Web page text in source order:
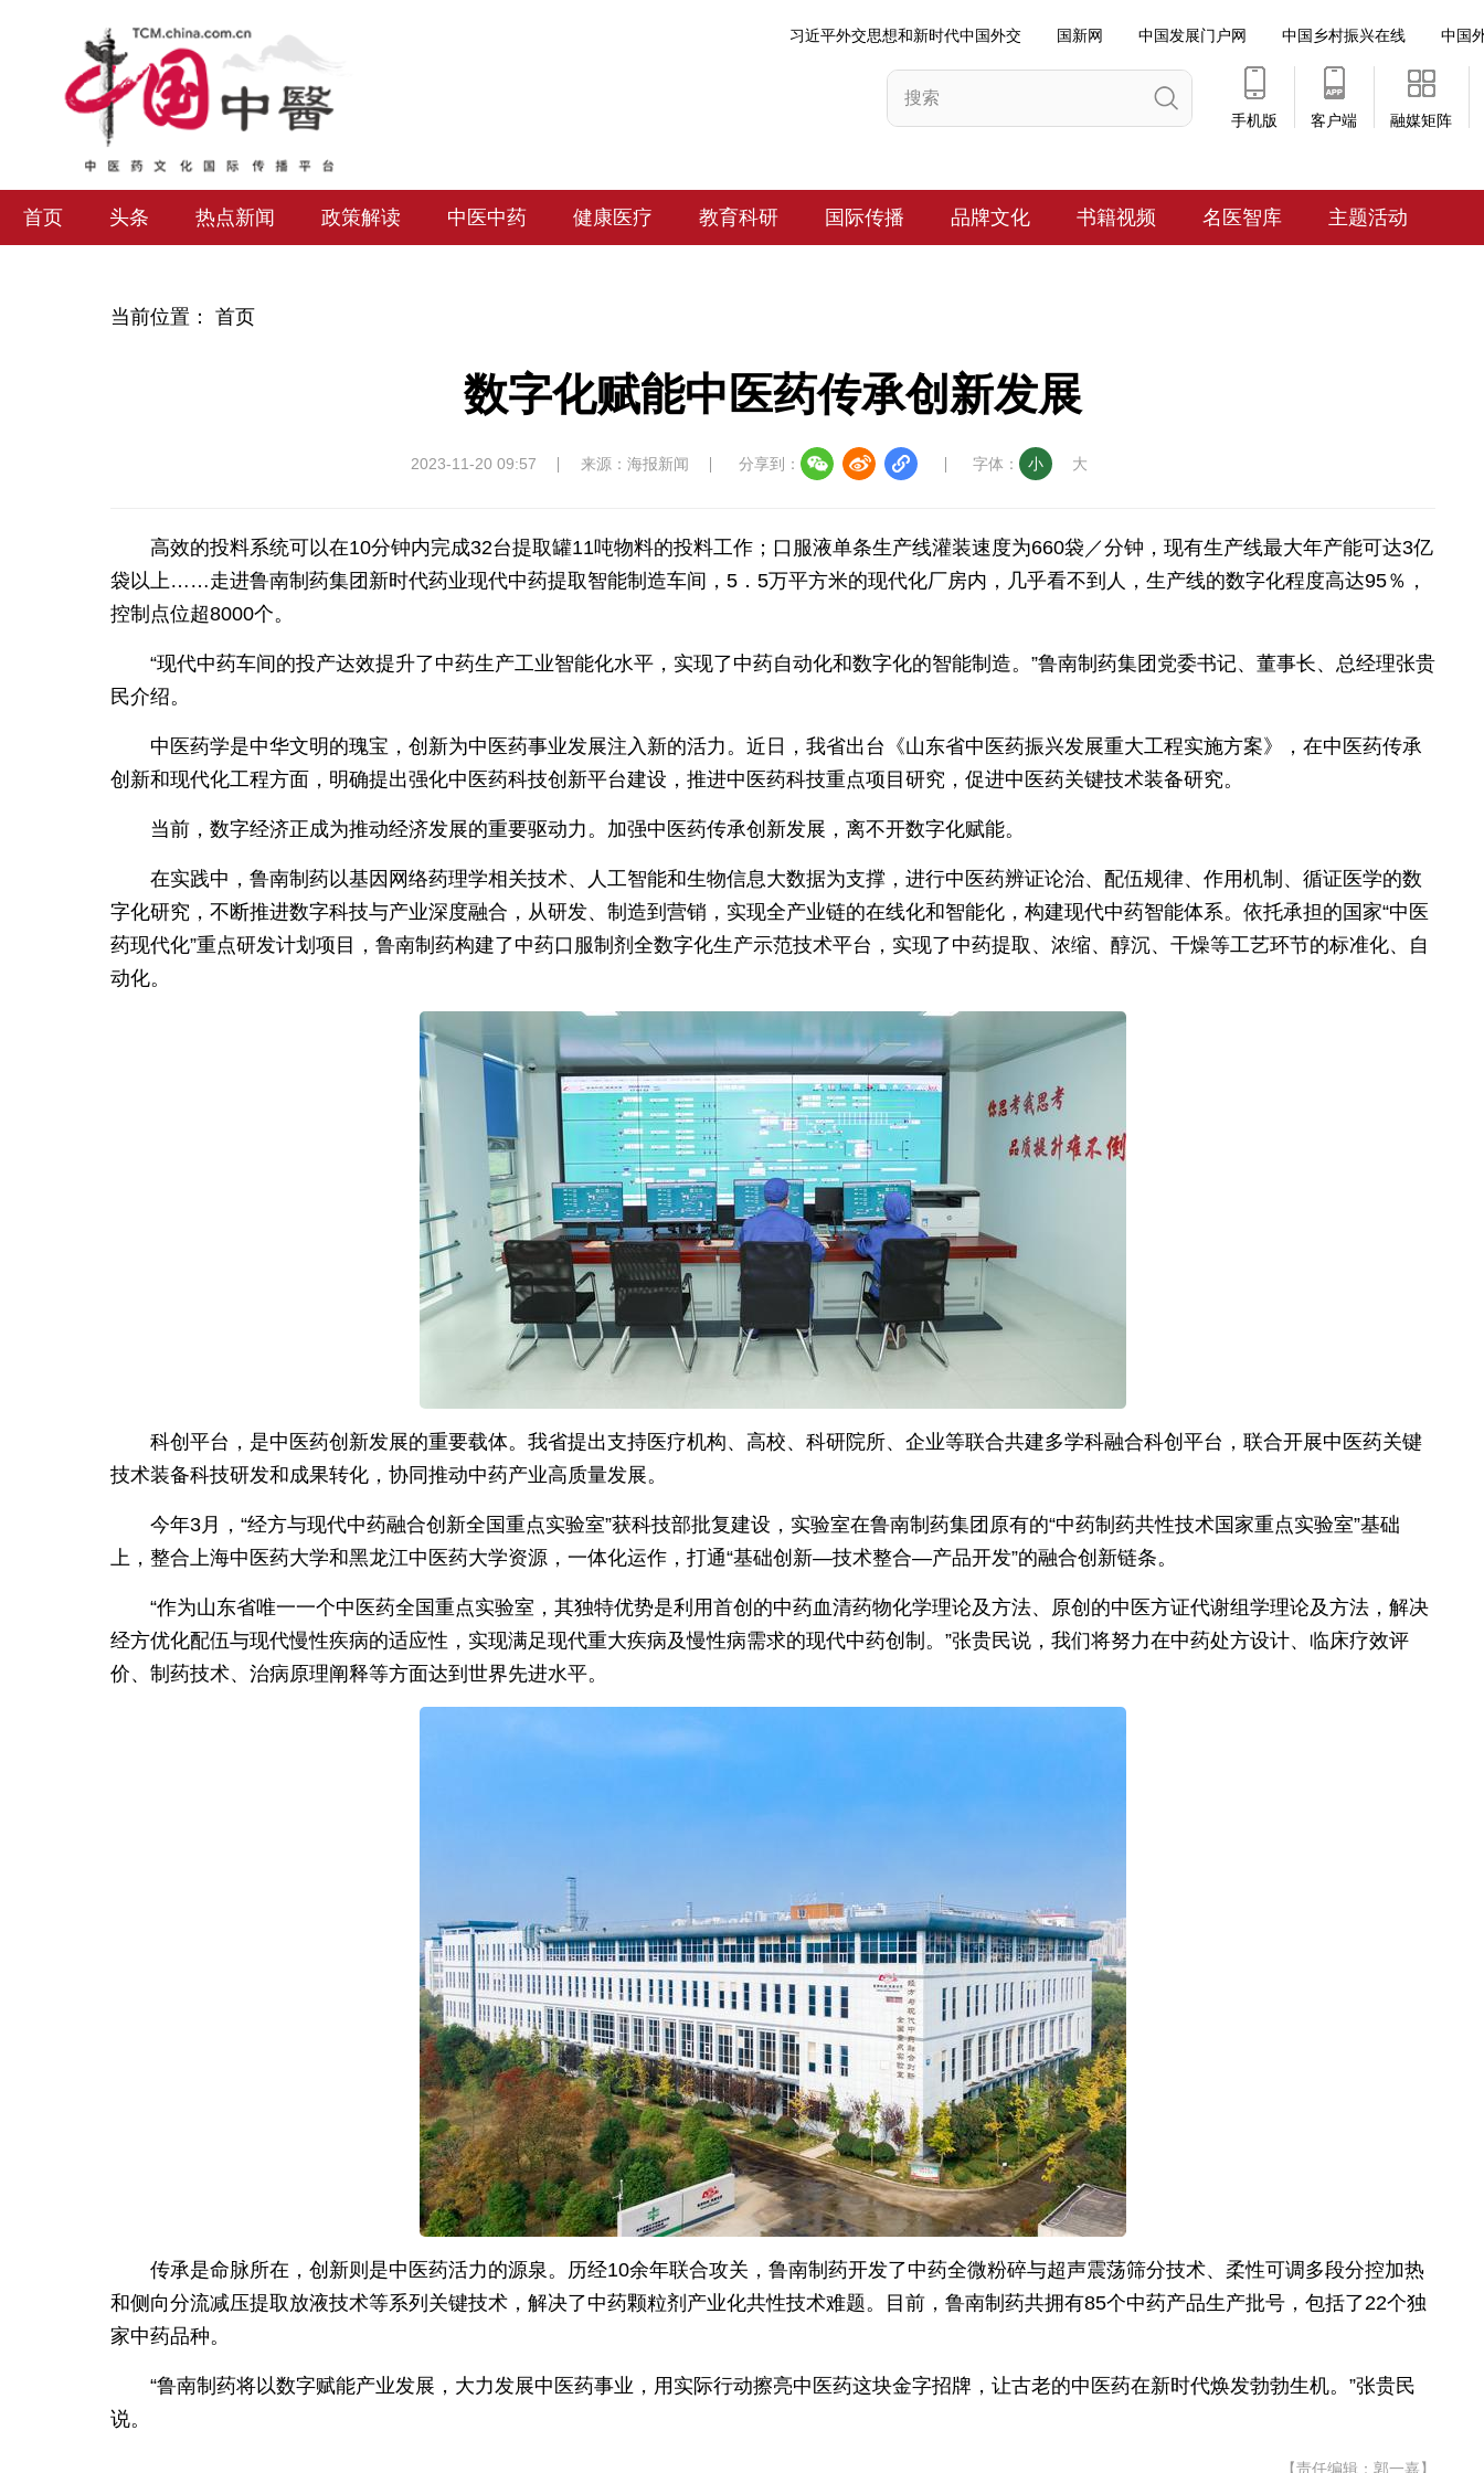
习近平外交思想和新时代中国外交 国新网 中国发展门户网 中国乡村振兴在线 中国
手机版 客户端 融媒矩阵
首页 头条 热点新闻 政策解读 中医中药 健康医疗 教育科研 国际传播 品牌文化 书籍视频 名医智库 主题活动
当前位置： 首页
数字化赋能中医药传承创新发展
2023-11-20 09:57 来源：海报新闻 分享到： 字体： 小 大
高效的投料系统可以在10分钟内完成32台提取罐11吨物料的投料工作；口服液单条生产线灌装速度为660袋／分钟，现有生产线最大年产能可达3亿
袋以上……走进鲁南制药集团新时代药业现代中药提取智能制造车间，5．5万平方米的现代化厂房内，几乎看不到人，生产线的数字化程度高达95％，
控制点位超8000个。
“现代中药车间的投产达效提升了中药生产工业智能化水平，实现了中药自动化和数字化的智能制造。”鲁南制药集团党委书记、董事长、总经理张贵
民介绍。
中医药学是中华文明的瑰宝，创新为中医药事业发展注入新的活力。近日，我省出台《山东省中医药振兴发展重大工程实施方案》，在中医药传承
创新和现代化工程方面，明确提出强化中医药科技创新平台建设，推进中医药科技重点项目研究，促进中医药关键技术装备研究。
当前，数字经济正成为推动经济发展的重要驱动力。加强中医药传承创新发展，离不开数字化赋能。
在实践中，鲁南制药以基因网络药理学相关技术、人工智能和生物信息大数据为支撑，进行中医药辨证论治、配伍规律、作用机制、循证医学的数
字化研究，不断推进数字科技与产业深度融合，从研发、制造到营销，实现全产业链的在线化和智能化，构建现代中药智能体系。依托承担的国家“中医
药现代化”重点研发计划项目，鲁南制药构建了中药口服制剂全数字化生产示范技术平台，实现了中药提取、浓缩、醇沉、干燥等工艺环节的标准化、自
动化。
科创平台，是中医药创新发展的重要载体。我省提出支持医疗机构、高校、科研院所、企业等联合共建多学科融合科创平台，联合开展中医药关键
技术装备科技研发和成果转化，协同推动中药产业高质量发展。
今年3月，“经方与现代中药融合创新全国重点实验室”获科技部批复建设，实验室在鲁南制药集团原有的“中药制药共性技术国家重点实验室”基础
上，整合上海中医药大学和黑龙江中医药大学资源，一体化运作，打通“基础创新—技术整合—产品开发”的融合创新链条。
“作为山东省唯一一个中医药全国重点实验室，其独特优势是利用首创的中药血清药物化学理论及方法、原创的中医方证代谢组学理论及方法，解决
经方优化配伍与现代慢性疾病的适应性，实现满足现代重大疾病及慢性病需求的现代中药创制。”张贵民说，我们将努力在中药处方设计、临床疗效评
价、制药技术、治病原理阐释等方面达到世界先进水平。
传承是命脉所在，创新则是中医药活力的源泉。历经10余年联合攻关，鲁南制药开发了中药全微粉碎与超声震荡筛分技术、柔性可调多段分控加热
和侧向分流减压提取放液技术等系列关键技术，解决了中药颗粒剂产业化共性技术难题。目前，鲁南制药共拥有85个中药产品生产批号，包括了22个独
家中药品种。
“鲁南制药将以数字赋能产业发展，大力发展中医药事业，用实际行动擦亮中医药这块金字招牌，让古老的中医药在新时代焕发勃勃生机。”张贵民
说。
【责任编辑：郭一嘉】